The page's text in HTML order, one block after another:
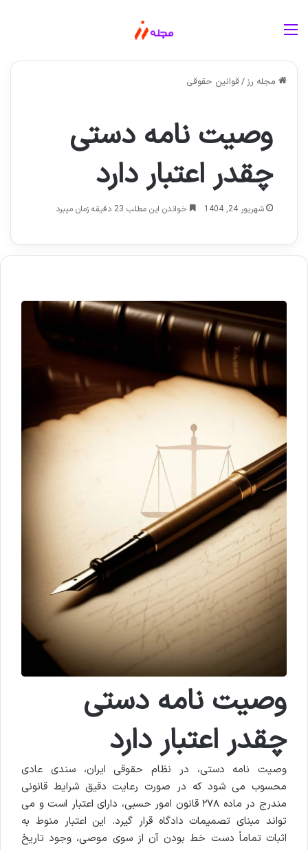
مجله رز/قوانین حقوقی
وصیت نامه دستی
چقدر اعتبار دارد
شهریور 24, 1404 خواندن این مطلب 23 دقیقه زمان میبرد
وصیت نامه دستی
چقدر اعتبار دارد
وصیت نامه دستی، در نظام حقوقی ایران، سندی عادی
محسوب می شود که در صورت رعایت دقیق شرایط قانونی
مندرج در ماده ۲۷۸ قانون امور حسبی، دارای اعتبار است و می
تواند مبنای تصمیمات دادگاه قرار گیرد. این اعتبار منوط به
اثبات تماماً دست خط بودن آن از سوی موصی، وجود تاریخ